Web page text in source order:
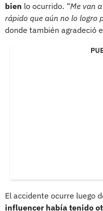
bien lo ocurrido. “Me van
rápido que aún no lo logro
donde también agradeció
El accidente ocurre luego
influencer había tenido